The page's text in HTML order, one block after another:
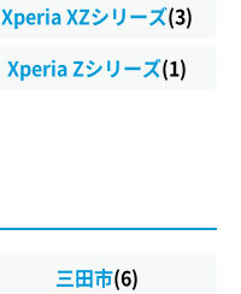
Xperia XZシリーズ(3)
Xperia Zシリーズ(1)
三田市(6)